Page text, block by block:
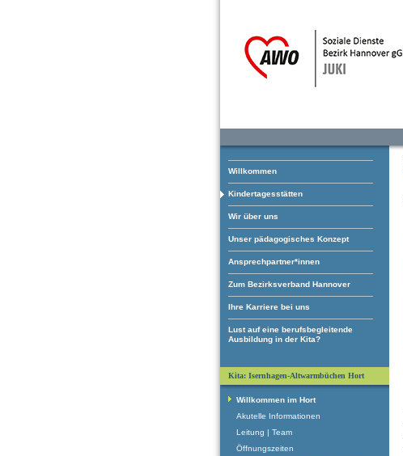
Willkommen
Kindertagesstätten
Wir über uns
Unser pädagogisches Konzept
Ansprechpartner*innen
Zum Bezirksverband Hannover
Ihre Karriere bei uns
Lust auf eine berufsbegleitende
Ausbildung in der Kita?
Kita: Isernhagen-Altwarmbüchen Hort
Willkommen im Hort
Akutelle Informationen
Leitung | Team
Öffnungszeiten